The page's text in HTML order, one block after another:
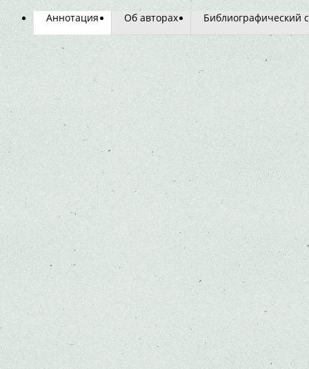
Аннотация Об авторах Библиографический